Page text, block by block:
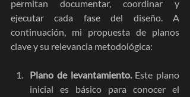
permitan documentar, coordinar y
ejecutar cada fase del diseño. A
continuación, mi propuesta de planos
clave y su relevancia metodológica:
Plano de levantamiento. Este plano
inicial es básico para conocer el